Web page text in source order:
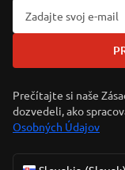
Prečítajte si naše
dozvedeli, ako
Osobných Údajov